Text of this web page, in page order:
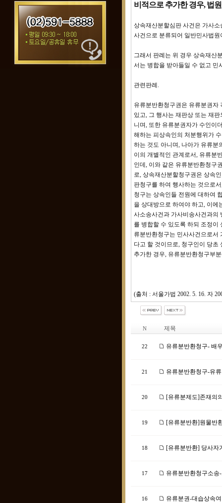
비적으로 추가한 경우, 법
상속재산분할심판 사건은 가사
사건으로 분류되어 일반민사법
그래서 판례는 위 경우 상속재산
서는 병합을 받아들일 수 없고 민
관련판례.
유류분반환청구권은 유류분권자
있고, 그 행사는 재판상 또는 재
니며, 또한 유류분권자가 수인이
해하는 피상속인의 처분행위가
하는 것도 아니며, 나아가 유류분
이의 개별적인 관계로서, 유류분
인데, 이와 같은 유류분반환청구
로, 상속재산분할청구권은 상속
판청구를 하여 행사하는 것으로
청구는 상속인들 전원에 대하여
을 상대방으로 하여야 하고, 이에
사소송사건과 가사비송사건과의
를 병합할 수 있도록 하되 조정이
류분반환청구는 민사사건으로서
다고 할 것이므로, 청구인이 당
추가한 경우, 유류분반환청구부
(출처 : 서울가법 2002. 5. 16. 자
N 제목
22 유류분반환청구- 배
21 유류분반환청구-유
20 [유류분제도]존재의
19 [유류분반환]원물반
18 [유류분반환] 당사자
17 유류분반환청구소송
16 유류분권-대습상속